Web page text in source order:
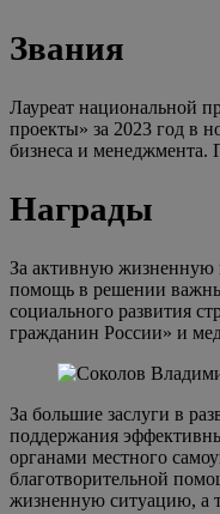
Звания
Лауреат национальной
проекты» за 2023 год в
бизнеса и
Награды
За активную жизненную
помощь в решении
социального развития
гражданин России» и
За большие заслуги в
поддержания
органами местного
благотворительной
жизненную ситуацию, а